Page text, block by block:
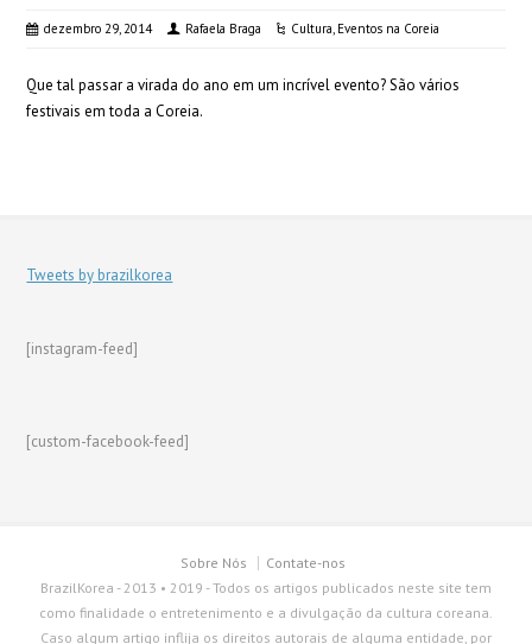
dezembro 29, 2014 Rafaela Braga Cultura, Eventos na Coreia
Que tal passar a virada do ano em um incrível evento? São vários
festivais em toda a Coreia.
Tweets by brazilkorea
[instagram-feed]
[custom-facebook-feed]
Sobre Nós
Contate-nos
BrazilKorea - 2013 • 2019 - Todos os artigos publicados neste site tem
como finalidade o entretenimento e a divulgação da cultura coreana.
Caso algum artigo inflija os direitos autorais de alguma entidade, por